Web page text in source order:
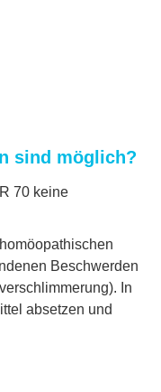
sind möglich?
70 keine
Beschwerden
In
absetzen und